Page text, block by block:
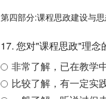
第四部分:课程思政建设与
17. 您对"课程思政"理念
非常了解，已在教学
比较了解，有一定实